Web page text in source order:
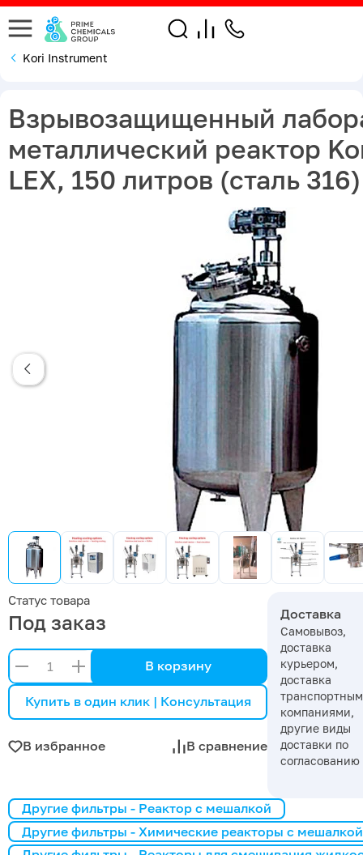
Kori Instrument
Взрывозащищенный
металлический реактор
LEX, 150 литров (сталь 316)
Статус товара
Под заказ
В корзину
Купить в один клик | Консультация
В избранное В сравнение
Доставка
Самовывоз,
доставка
курьером,
доставка
компаниями,
другие виды
доставки по
согласованию
Другие фильтры - Реактор с мешалкой
Другие фильтры - Химические реакторы с мешалкой